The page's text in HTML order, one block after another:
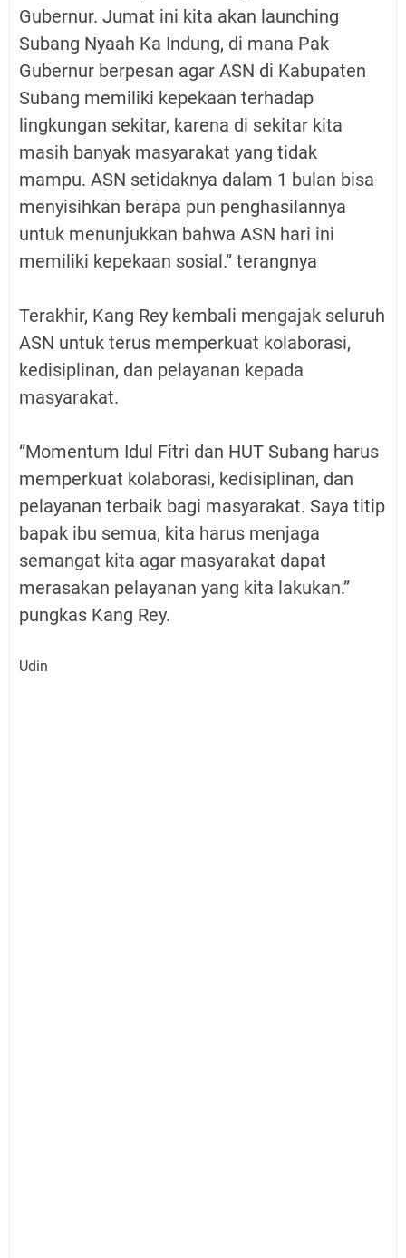
Gubernur. Jumat ini kita akan launching
Subang Nyaah Ka Indung, di mana Pak
Gubernur berpesan agar ASN di Kabupaten
Subang memiliki kepekaan terhadap
lingkungan sekitar, karena di sekitar kita
masih banyak masyarakat yang tidak
mampu. ASN setidaknya dalam 1 bulan bisa
menyisihkan berapa pun penghasilannya
untuk menunjukkan bahwa ASN hari ini
memiliki kepekaan sosial.” terangnya
Terakhir, Kang Rey kembali mengajak seluruh
ASN untuk terus memperkuat kolaborasi,
kedisiplinan, dan pelayanan kepada
masyarakat.
“Momentum Idul Fitri dan HUT Subang harus
memperkuat kolaborasi, kedisiplinan, dan
pelayanan terbaik bagi masyarakat. Saya titip
bapak ibu semua, kita harus menjaga
semangat kita agar masyarakat dapat
merasakan pelayanan yang kita lakukan.”
pungkas Kang Rey.
Udin